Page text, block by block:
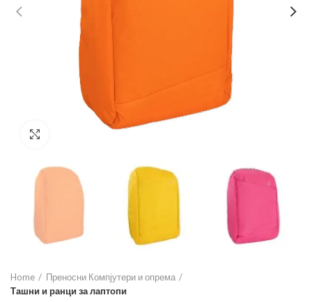
Home
Преносни Компјутери и опрема
Ташни и ранци за лаптопи